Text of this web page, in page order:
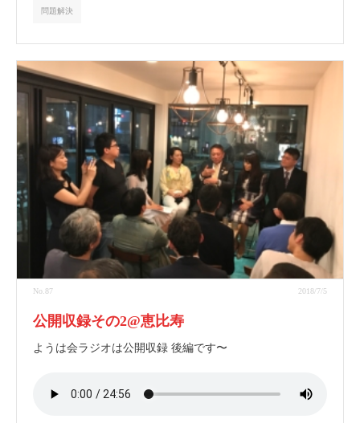
問題解決
No.87 2018/7/5
公開収録その2@恵比寿
ようは会ラジオは公開収録 後編です〜